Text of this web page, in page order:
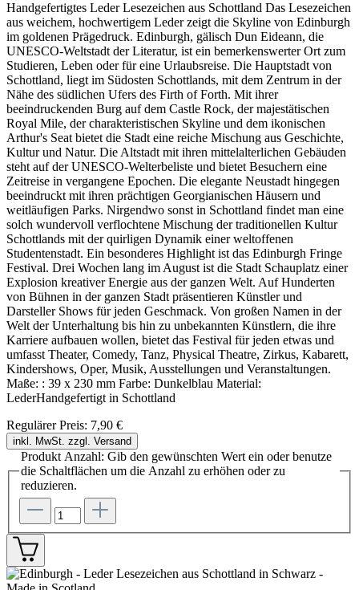
Handgefertigtes Leder Lesezeichen aus Schottland Das Lesezeichen
aus weichem, hochwertigem Leder zeigt die Skyline von Edinburgh
im goldenen Prägedruck. Edinburgh, gälisch Dun Eideann, die
UNESCO-Weltstadt der Literatur, ist ein bemerkenswerter Ort zum
Studieren, Leben oder für eine Urlaubsreise. Die Hauptstadt von
Schottland, liegt im Südosten Schottlands, mit dem Zentrum in der
Nähe des südlichen Ufers des Firth of Forth. Mit ihrer
beeindruckenden Burg auf dem Castle Rock, der majestätischen
Royal Mile, der charakteristischen Skyline und dem ikonischen
Arthur's Seat bietet die Stadt eine reiche Mischung aus Geschichte,
Kultur und Natur. Die Altstadt mit ihren mittelalterlichen Gebäuden
steht auf der UNESCO-Welterbeliste und bietet Besuchern eine
Zeitreise in vergangene Epochen. Die elegante Neustadt hingegen
beeindruckt mit ihren prächtigen Georgianischen Häusern und
weitläufigen Parks. Nirgendwo sonst in Schottland findet man eine
solch wundervoll verflochtene Mischung der traditionellen Kultur
Schottlands mit der quirligen Dynamik einer weltoffenen
Studentenstadt. Ein besonderes Highlight ist das Edinburgh Fringe
Festival. Drei Wochen lang im August ist die Stadt Schauplatz einer
Explosion kreativer Energie aus der ganzen Welt. Auf Hunderten
von Bühnen in der ganzen Stadt präsentieren Künstler und
Darsteller Shows für jeden Geschmack. Von großen Namen in der
Welt der Unterhaltung bis hin zu unbekannten Künstlern, die ihre
Karriere aufbauen wollen, bietet das Festival für jeden etwas und
umfasst Theater, Comedy, Tanz, Physical Theatre, Zirkus, Kabarett,
Kindershows, Oper, Musik, Ausstellungen und Veranstaltungen.
Maße: : 39 x 230 mm Farbe: Dunkelblau Material:
LederHandgefertigt in Schottland
Regulärer Preis: 7,90 €
inkl. MwSt. zzgl. Versand
Produkt Anzahl: Gib den gewünschten Wert ein oder benutze
die Schaltflächen um die Anzahl zu erhöhen oder zu
reduzieren.